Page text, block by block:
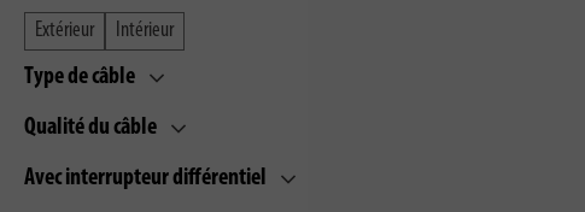
Extérieur Intérieur
Type de câble
Qualité du câble
Avec interrupteur différentiel